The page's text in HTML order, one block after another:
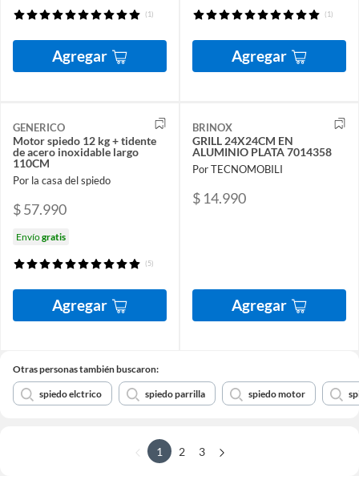
(1)
Agregar
(1)
Agregar
GENERICO
Motor spiedo 12 kg + tidente
de acero inoxidable largo
110CM
Por la casa del spiedo
$ 57.990
Envíogratis
(5)
Agregar
BRINOX
GRILL 24X24CM EN
ALUMINIO PLATA 7014358
Por TECNOMOBILI
$ 14.990
Agregar
Otras personas también buscaron:
spiedo elctrico spiedo parrilla spiedo motor
1 2 3